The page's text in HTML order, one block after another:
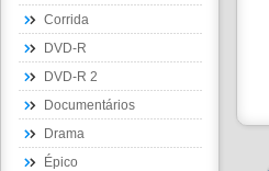
Corrida
DVD-R
DVD-R 2
Documentários
Drama
Épico